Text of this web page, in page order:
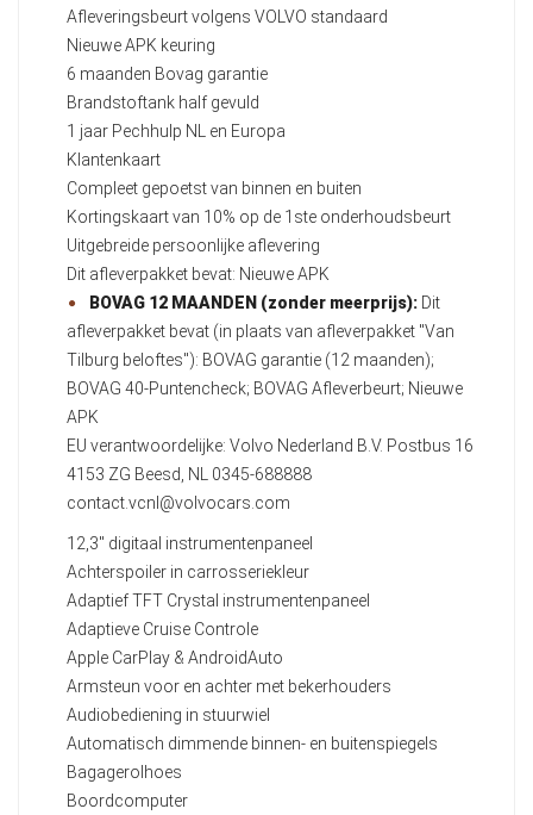
Afleveringsbeurt volgens VOLVO standaard
Nieuwe APK keuring
6 maanden Bovag garantie
Brandstoftank half gevuld
1 jaar Pechhulp NL en Europa
Klantenkaart
Compleet gepoetst van binnen en buiten
Kortingskaart van 10% op de 1ste onderhoudsbeurt
Uitgebreide persoonlijke aflevering
Dit afleverpakket bevat: Nieuwe APK
BOVAG 12 MAANDEN (zonder meerprijs): Dit
afleverpakket bevat (in plaats van afleverpakket "Van
Tilburg beloftes"): BOVAG garantie (12 maanden);
BOVAG 40-Puntencheck; BOVAG Afleverbeurt; Nieuwe
APK
EU verantwoordelijke: Volvo Nederland B.V. Postbus 16
4153 ZG Beesd, NL 0345-688888
contact.vcnl@volvocars.com
12,3" digitaal instrumentenpaneel
Achterspoiler in carrosseriekleur
Adaptief TFT Crystal instrumentenpaneel
Adaptieve Cruise Controle
Apple CarPlay & AndroidAuto
Armsteun voor en achter met bekerhouders
Audiobediening in stuurwiel
Automatisch dimmende binnen- en buitenspiegels
Bagagerolhoes
Boordcomputer